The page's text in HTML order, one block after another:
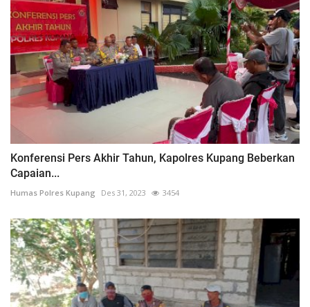
Konferensi Pers Akhir Tahun, Kapolres Kupang Beberkan
Capaian...
Humas Polres Kupang Des 31, 2023 3454